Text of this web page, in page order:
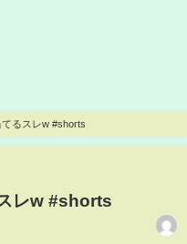
るスレw #shorts
レw #shorts